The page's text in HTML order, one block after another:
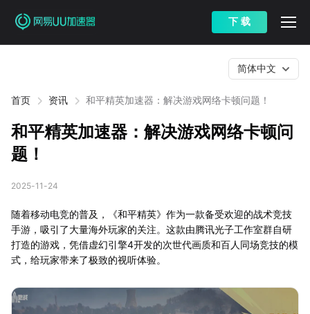
下 载
首页 资讯 和平精英加速器：解决游戏网络卡顿问题！
简体中文
和平精英加速器：解决游戏网络卡顿问
题！
2025-11-24
随着移动电竞的普及，《和平精英》作为一款备受欢迎的战术竞技
手游，吸引了大量海外玩家的关注。这款由腾讯光子工作室群自研
打造的游戏，凭借虚幻引擎4开发的次世代画质和百人同场竞技的模
式，给玩家带来了极致的视听体验。